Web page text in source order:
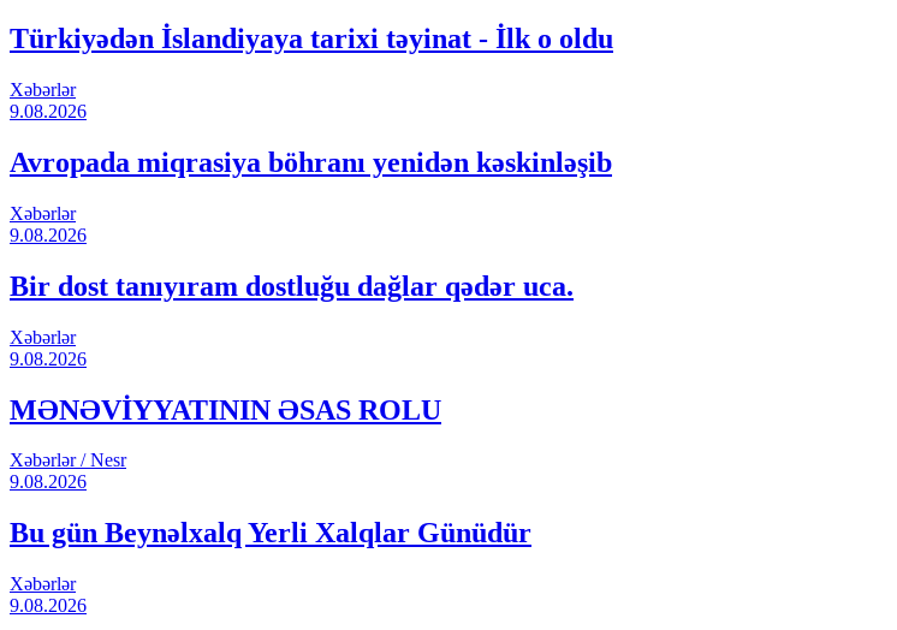
Türkiyədən İslandiyaya tarixi təyinat - İlk o oldu
Xəbərlər
9.08.2026
Avropada miqrasiya böhranı yenidən kəskinləşib
Xəbərlər
9.08.2026
Bir dost tanıyıram dostluğu dağlar qədər uca.
Xəbərlər
9.08.2026
MƏNƏVİYYATININ ƏSAS ROLU
Xəbərlər / Nesr
9.08.2026
Bu gün Beynəlxalq Yerli Xalqlar Günüdür
Xəbərlər
9.08.2026